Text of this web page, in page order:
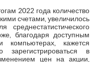
2022 года количество
счетами, увеличилось
благодаря доступным
кажется
зарегистрироваться в
цен на акции,